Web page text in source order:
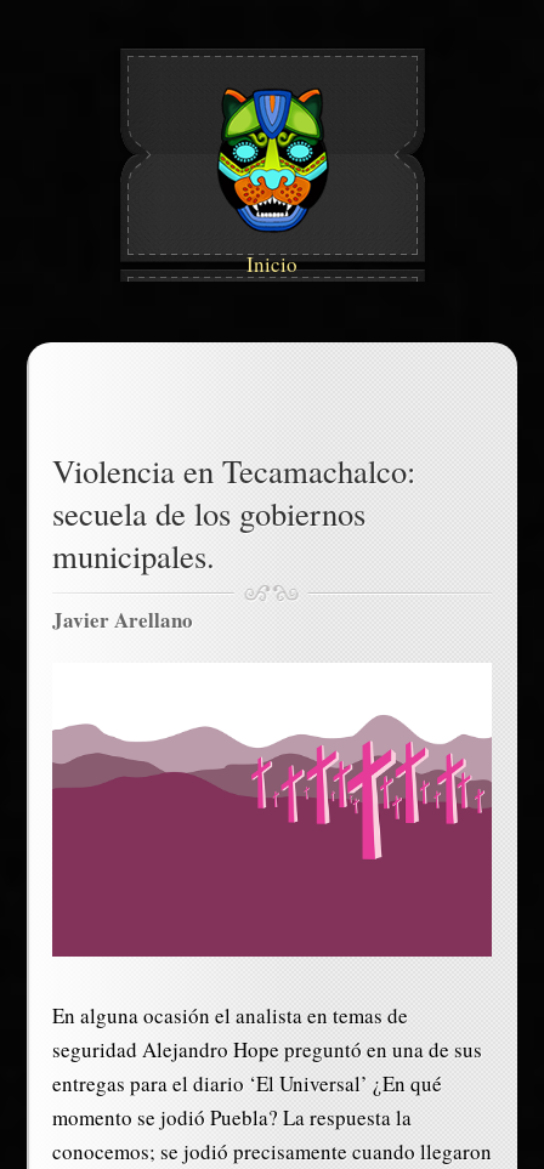
Inicio
Violencia en Tecamachalco:
secuela de los gobiernos
municipales.
Javier Arellano
En alguna ocasión el analista en temas de
seguridad Alejandro Hope preguntó en una de sus
entregas para el diario ‘El Universal’ ¿En qué
momento se jodió Puebla? La respuesta la
conocemos; se jodió precisamente cuando llegaron